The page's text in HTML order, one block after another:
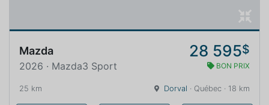
Mazda 28 595$
2026 · Mazda3 Sport BON PRIX
25 km Dorval · Québec · 18 km